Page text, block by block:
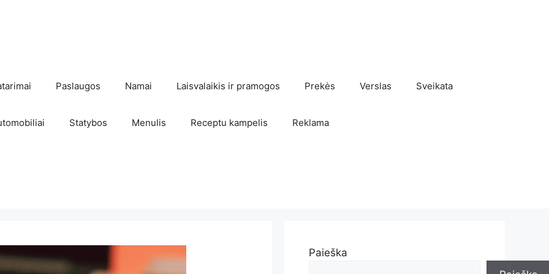
Paslaugos Namai Laisvalaikis ir pramogos Prekės Verslas Sveikata
Statybos Menulis Receptu kampelis Reklama
Paieška